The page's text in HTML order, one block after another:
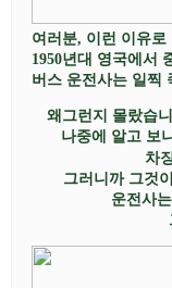
여러분, 이런 이유로
1950년대 영국에서
버스 운전사는 일찍
왜그런지 몰랐습
나중에 알고 보
차
그러니까 그것
운전사